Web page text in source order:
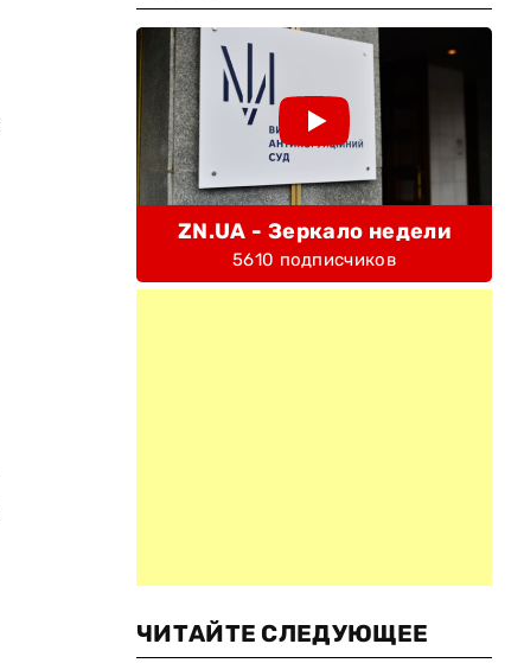
ZN.UA - Зеркало недели
5610 подписчиков
ЧИТАЙТЕ СЛЕДУЮЩЕЕ